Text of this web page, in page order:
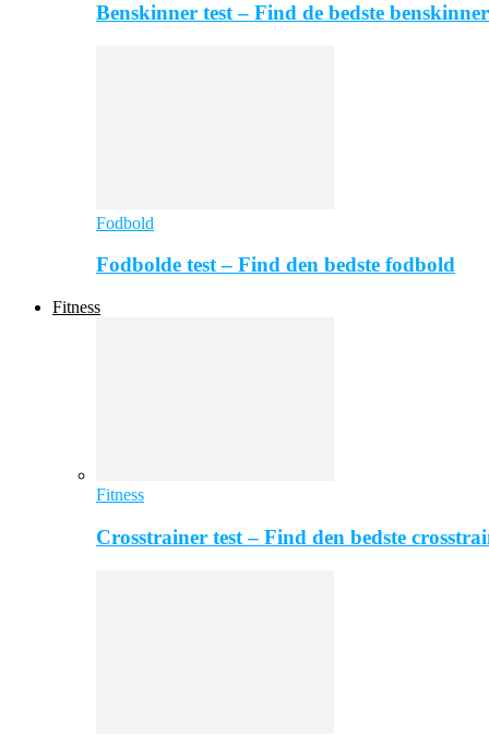
Benskinner test – Find de bedste benskinner
Fodbold
Fodbolde test – Find den bedste fodbold
Fitness
Fitness
Crosstrainer test – Find den bedste